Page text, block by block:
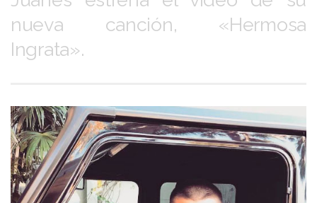
nueva canción, «Hermosa
Ingrata».